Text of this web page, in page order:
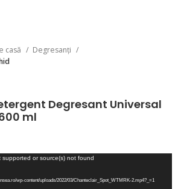
casă
Degresanți
Degresant Universal
ml
supported or source(s) not found
wp-content/uploads/2022/03/Chanteclair_Spot_WTMRK-2.mp4?_=1